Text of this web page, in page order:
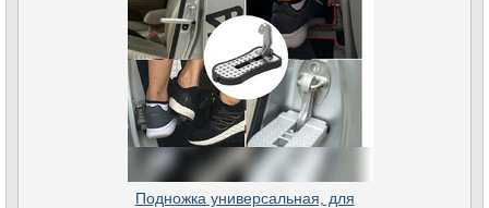
Подножка универсальная, для